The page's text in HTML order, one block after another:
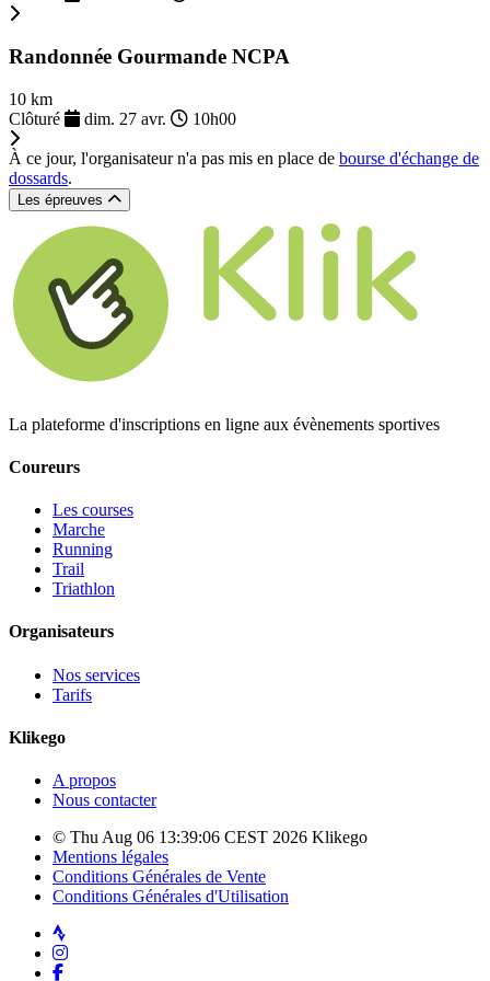
Randonnée Gourmande NCPA
10 km
Clôturé
dim. 27 avr. 10h00
À ce jour, l'organisateur n'a pas mis en place de bourse d'échange de
dossards.
Les épreuves
La plateforme d'inscriptions en ligne aux évènements sportives
Coureurs
Les courses
Marche
Running
Trail
Triathlon
Organisateurs
Nos services
Tarifs
Klikego
A propos
Nous contacter
© Thu Aug 06 13:39:06 CEST 2026 Klikego
Mentions légales
Conditions Générales de Vente
Conditions Générales d'Utilisation
Strava
Instagram
Facebook